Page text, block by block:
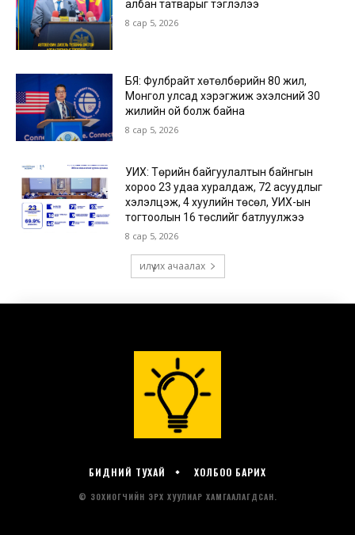
БИДНИЙ ТУХАЙ ХОЛБОО БАРИХ
© ЗОХИОГЧИЙН ЭРХ ХУУЛИАР ХАМГААЛАГДСАН.